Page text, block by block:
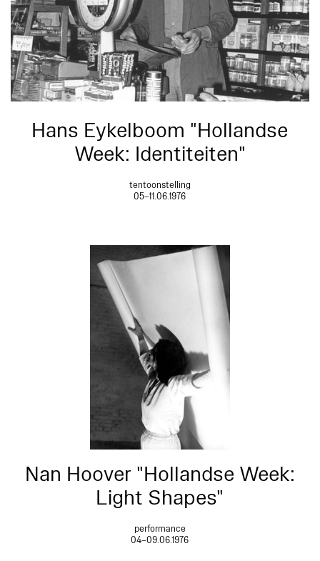
Hans Eykelboom "Hollandse
Week: Identiteiten"
tentoonstelling
05–11.06.1976
Nan Hoover "Hollandse Week:
Light Shapes"
performance
04–09.06.1976